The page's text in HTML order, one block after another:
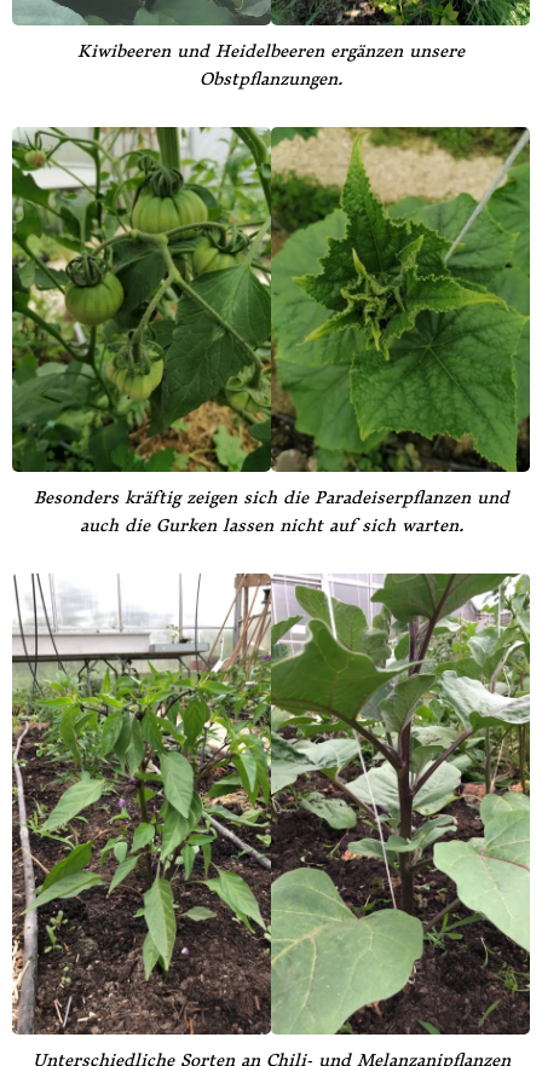
Kiwibeeren und Heidelbeeren ergänzen unsere
Obstpflanzungen.
Besonders kräftig zeigen sich die Paradeiserpflanzen und
auch die Gurken lassen nicht auf sich warten.
Unterschiedliche Sorten an Chili- und Melanzanipflanzen